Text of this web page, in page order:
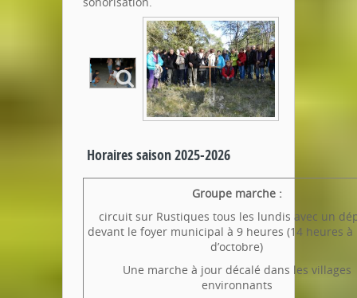
Horaires saison 2025-2026
Groupe marche :
circuit sur Rustiques tous les lundis avec un
devant le foyer municipal à 9 heures (14 heures
d’octobre)
Une marche à jour décalé dans les villages
environnants